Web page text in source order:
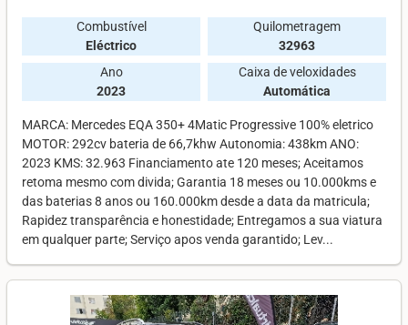
Combustível
Eléctrico
Quilometragem
32963
Ano
2023
Caixa de veloxidades
Automática
MARCA: Mercedes EQA 350+ 4Matic Progressive 100% eletrico
MOTOR: 292cv bateria de 66,7khw Autonomia: 438km ANO:
2023 KMS: 32.963 Financiamento ate 120 meses; Aceitamos
retoma mesmo com divida; Garantia 18 meses ou 10.000kms e
das baterias 8 anos ou 160.000km desde a data da matricula;
Rapidez transparência e honestidade; Entregamos a sua viatura
em qualquer parte; Serviço apos venda garantido; Lev...